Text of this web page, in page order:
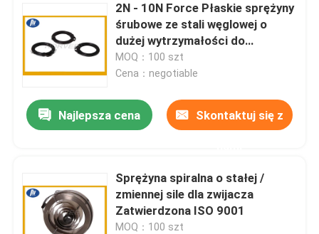
2N - 10N Force Płaskie sprężyny
śrubowe ze stali węglowej o
dużej wytrzymałości do
nakręcania zabawek / gier
MOQ：100 szt
Cena：negotiable
Najlepsza cena Skontaktuj się z
Sprężyna spiralna o stałej /
zmiennej sile dla zwijacza
Zatwierdzona ISO 9001
MOQ：100 szt